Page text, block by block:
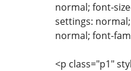
normal; font-
settings:
normal; font-
<p class="p1"